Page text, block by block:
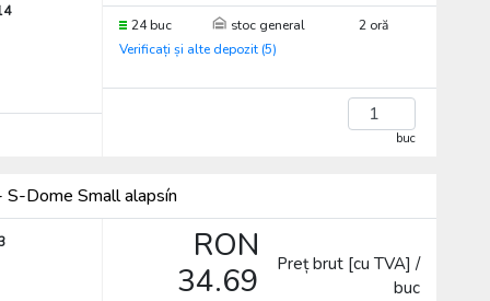
24 buc stoc general
2 oră
Verificați și alte depozit (5)
buc
Dome Small alapsín
RON
34.69
Preț brut [cu TVA] /
buc